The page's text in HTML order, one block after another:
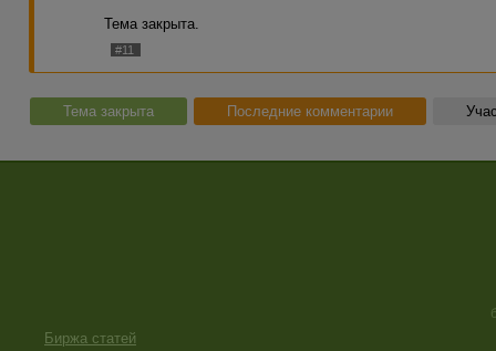
Тема закрыта.
#11
Тема закрыта Последние комментарии
Биржа статей